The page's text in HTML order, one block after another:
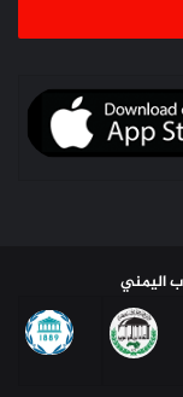
اليمني